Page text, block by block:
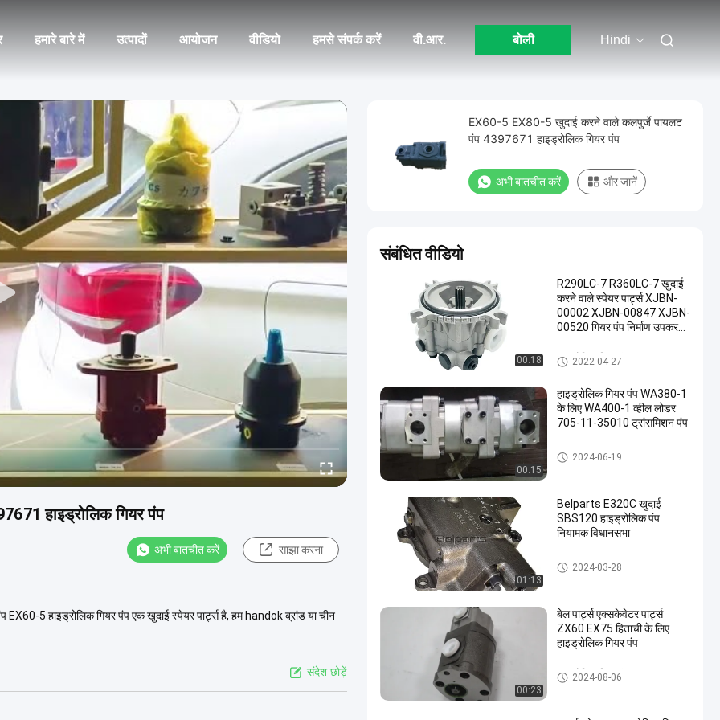
हमारे बारे में उत्पादों आयोजन वीडियो हमसे संपर्क करें वी.आर. बोली Hindi
हाइड्रोलिक गियर पंप
अभी बातचीत करें साझा करना
5 हाइड्रोलिक गियर पंप एक खुदाई स्पेयर पार्ट्स है, हम handok ब्रांड या चीन
संदेश छोड़ें
EX60-5 EX80-5 खुदाई करने वाले कलपुर्जे पायलट
पंप 4397671 हाइड्रोलिक गियर पंप
अभी बातचीत करें और जानें
संबंधित वीडियो
00:18
R290LC-7 R360LC-7 खुदाई
करने वाले स्पेयर पार्ट्स XJBN-
00002 XJBN-00847 XJBN-
00520 गियर पंप निर्माण उपकरण
हाइड्रोलिक गियर पंप
2022-04-27
00:15
हाइड्रोलिक गियर पंप WA380-1
के लिए WA400-1 व्हील लोडर
705-11-35010 ट्रांसमिशन पंप
हाइड्रोलिक गियर पंप
2024-06-19
01:13
Belparts E320C खुदाई
SBS120 हाइड्रोलिक पंप
नियामक विधानसभा
हाइड्रोलिक गियर पंप
2024-03-28
00:23
बेल पार्ट्स एक्सकेवेटर पार्ट्स
ZX60 EX75 हिताची के लिए
हाइड्रोलिक गियर पंप
हाइड्रोलिक गियर पंप
2024-08-06